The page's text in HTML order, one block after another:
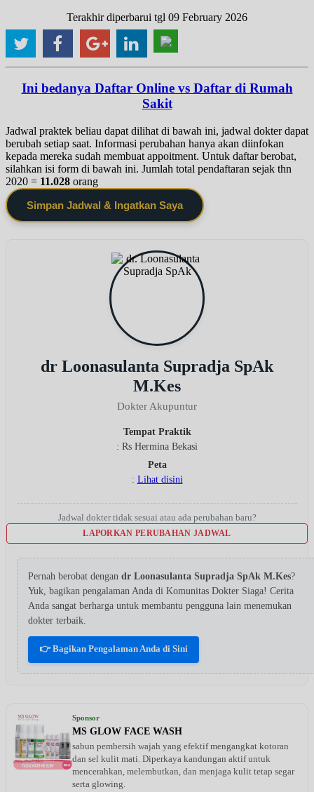
Terakhir diperbarui tgl 09 February 2026
Ini bedanya Daftar Online vs Daftar di Rumah
Sakit
Jadwal praktek beliau dapat dilihat di bawah ini, jadwal dokter dapat
berubah setiap saat. Informasi perubahan hanya akan diinfokan
kepada mereka sudah membuat appoitment. Untuk daftar berobat,
silahkan isi form di bawah ini. Jumlah total pendaftaran sejak thn
2020 = 11.028 orang
Simpan Jadwal & Ingatkan Saya
dr Loonasulanta Supradja SpAk
M.Kes
Dokter Akupuntur
Tempat Praktik
: Rs Hermina Bekasi
Peta
: Lihat disini
Jadwal dokter tidak sesuai atau ada perubahan baru?
LAPORKAN PERUBAHAN JADWAL
Pernah berobat dengan dr Loonasulanta Supradja SpAk M.Kes?
Yuk, bagikan pengalaman Anda di Komunitas Dokter Siaga! Cerita
Anda sangat berharga untuk membantu pengguna lain menemukan
dokter terbaik.
👉 Bagikan Pengalaman Anda di Sini
Sponsor
MS GLOW FACE WASH
sabun pembersih wajah yang efektif mengangkat kotoran
dan sel kulit mati. Diperkaya kandungan aktif untuk
mencerahkan, melembutkan, dan menjaga kulit tetap segar
serta glowing.